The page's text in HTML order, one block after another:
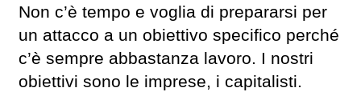
Non c’è tempo e voglia di prepararsi per
un attacco a un obiettivo specifico perché
c’è sempre abbastanza lavoro. I nostri
obiettivi sono le imprese, i capitalisti.